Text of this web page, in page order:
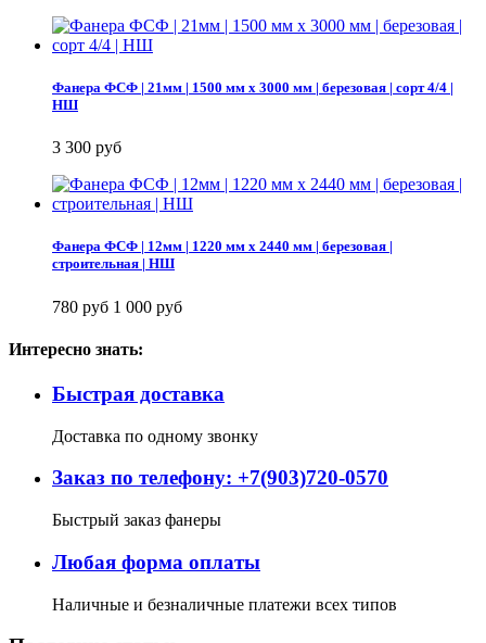
Фанера ФСФ | 21мм | 1500 мм х 3000 мм | березовая | сорт 4/4 |
НШ
3 300 руб
Фанера ФСФ | 12мм | 1220 мм х 2440 мм | березовая |
строительная | НШ
780 руб 1 000 руб
Интересно знать:
Быстрая доставка
Доставка по одному звонку
Заказ по телефону: +7(903)720-0570
Быстрый заказ фанеры
Любая форма оплаты
Наличные и безналичные платежи всех типов